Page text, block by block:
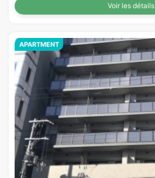
Voir les détails
APARTMENT